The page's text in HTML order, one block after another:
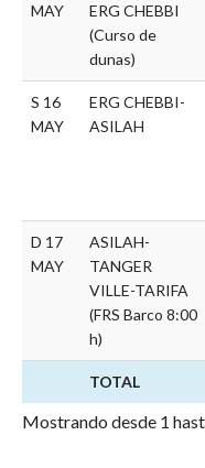
TOTAL
MAY
ERG CHEBBI
(Curso de
dunas)
S 16
MAY
ERG CHEBBI-
ASILAH
D 17
MAY
ASILAH-
TANGER
VILLE-TARIFA
(FRS Barco 8:00
h)
Mostrando desde 1